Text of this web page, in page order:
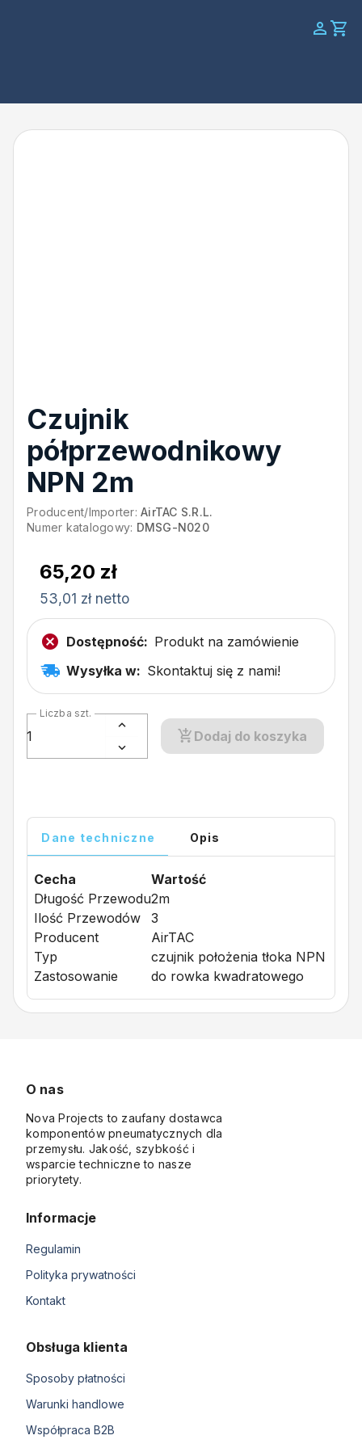
Czujnik
półprzewodnikowy
NPN 2m
Producent/Importer: AirTAC S.R.L.
Numer katalogowy: DMSG-N020
65,20 zł
53,01 zł netto
Dostępność: Produkt na zamówienie
Wysyłka w: Skontaktuj się z nami!
Liczba szt.
Dodaj do koszyka
Dane techniczne Opis
Cecha
Wartość
Długość Przewodu2m
Ilość Przewodów
3
Producent
AirTAC
Typ
czujnik położenia tłoka NPN
Zastosowanie
do rowka kwadratowego
O nas
Nova Projects to zaufany dostawca
komponentów pneumatycznych dla
przemysłu. Jakość, szybkość i
wsparcie techniczne to nasze
priorytety.
Informacje
Regulamin
Polityka prywatności
Kontakt
Obsługa klienta
Sposoby płatności
Warunki handlowe
Współpraca B2B